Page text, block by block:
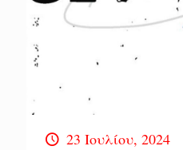
23 Ιουλίου, 2024